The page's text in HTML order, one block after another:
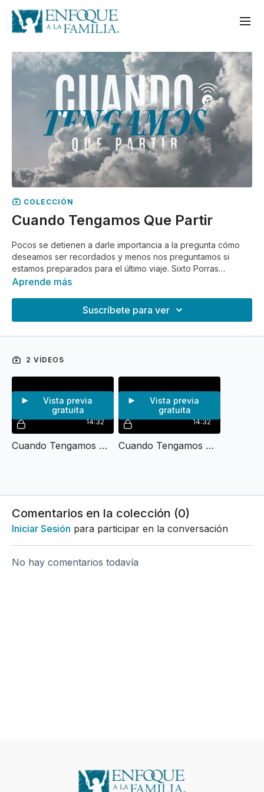
COLECCIÓN
Cuando Tengamos Que Partir
Pocos se detienen a darle importancia a la pregunta cómo
deseamos ser recordados y menos nos preguntamos si
estamos preparados para el último viaje. Sixto Porras
conversa sobre el tema.
Aprende más
Suscríbete para ver
2 VÍDEOS
14:32
Vista previa
gratuita
Cuando Tengamos Que Partir I
14:32
Vista previa
gratuita
Cuando Tengamos Que Partir II
Comentarios en la colección (0)
Iniciar Sesión para participar en la conversación
No hay comentarios todavía